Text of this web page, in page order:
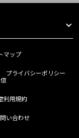
マップ
プライバシーポリシー
利用規約
い合わせ